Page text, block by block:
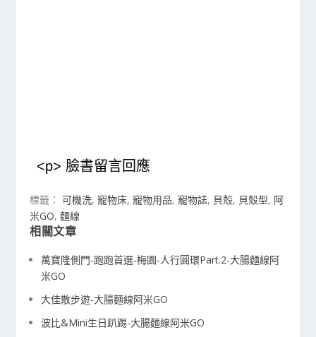
<p> 臉書留言回應
標籤：可機洗,寵物床,寵物用品,寵物誌, 貝殼, 貝殼型, 阿
米GO,麵線
相關文章
萬寶隆側門-跑跑首選-梅園-人行圓環Part.2-大腸麵線阿
米GO
大佳散步遊-大腸麵線阿米GO
波比&Mini生日趴踢-大腸麵線阿米GO